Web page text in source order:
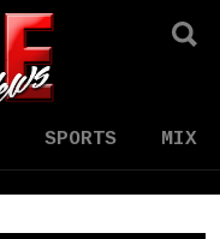
SPORTS MIX